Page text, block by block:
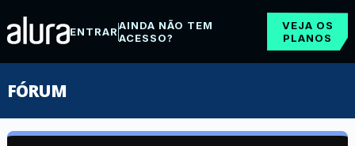
ENTRARAINDA NÃO TEM
ACESSO?
VEJA OS
PLANOS
FÓRUM